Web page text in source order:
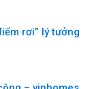
rơi” lý tưởng